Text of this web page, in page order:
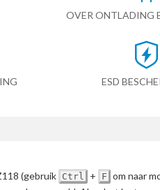
OVER ONTLADING
ESD
(gebruik Ctrl + F om naar